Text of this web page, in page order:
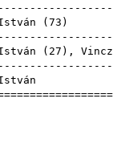
( 73
( 27 ),